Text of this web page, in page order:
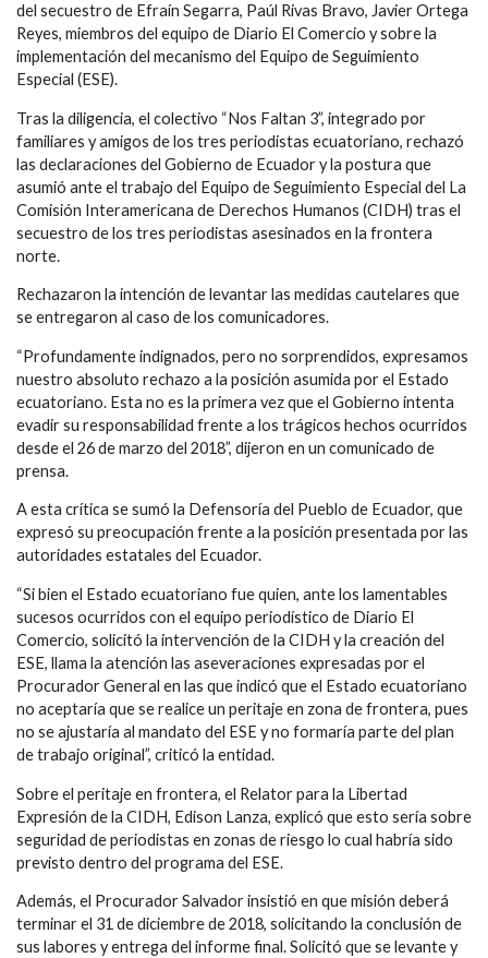
del secuestro de Efraín Segarra, Paúl Rivas Bravo, Javier Ortega
Reyes, miembros del equipo de Diario El Comercio y sobre la
implementación del mecanismo del Equipo de Seguimiento
Especial (ESE).
Tras la diligencia, el colectivo “Nos Faltan 3”, integrado por
familiares y amigos de los tres periodistas ecuatoriano, rechazó
las declaraciones del Gobierno de Ecuador y la postura que
asumió ante el trabajo del Equipo de Seguimiento Especial del La
Comisión Interamericana de Derechos Humanos (CIDH) tras el
secuestro de los tres periodistas asesinados en la frontera
norte.
Rechazaron la intención de levantar las medidas cautelares que
se entregaron al caso de los comunicadores.
“Profundamente indignados, pero no sorprendidos, expresamos
nuestro absoluto rechazo a la posición asumida por el Estado
ecuatoriano. Esta no es la primera vez que el Gobierno intenta
evadir su responsabilidad frente a los trágicos hechos ocurridos
desde el 26 de marzo del 2018”, dijeron en un comunicado de
prensa.
A esta crítica se sumó la Defensoría del Pueblo de Ecuador, que
expresó su preocupación frente a la posición presentada por las
autoridades estatales del Ecuador.
“Si bien el Estado ecuatoriano fue quien, ante los lamentables
sucesos ocurridos con el equipo periodístico de Diario El
Comercio, solicitó la intervención de la CIDH y la creación del
ESE, llama la atención las aseveraciones expresadas por el
Procurador General en las que indicó que el Estado ecuatoriano
no aceptaría que se realice un peritaje en zona de frontera, pues
no se ajustaría al mandato del ESE y no formaría parte del plan
de trabajo original”, criticó la entidad.
Sobre el peritaje en frontera, el Relator para la Libertad
Expresión de la CIDH, Edison Lanza, explicó que esto sería sobre
seguridad de periodistas en zonas de riesgo lo cual habría sido
previsto dentro del programa del ESE.
Además, el Procurador Salvador insistió en que misión deberá
terminar el 31 de diciembre de 2018, solicitando la conclusión de
sus labores y entrega del informe final. Solicitó que se levante y